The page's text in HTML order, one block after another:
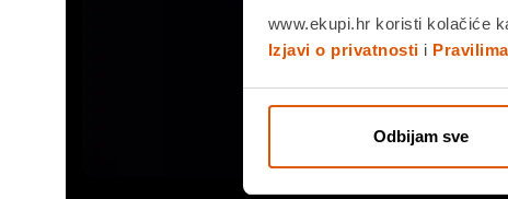
www.ekupi.hr koristi kolačiće
Izjavi o privatnosti i
Odbijam sve